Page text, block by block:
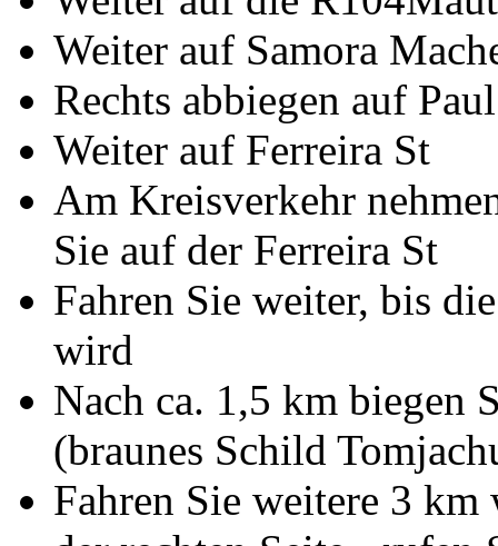
Weiter auf Samora
Rechts abbiegen auf
Weiter auf Ferreira St
Am Kreisverkehr
Sie auf der Ferreira St
Fahren Sie weiter, bis
wird
Nach ca. 1,5 km biegen
(braunes Schild
Fahren Sie weitere 3